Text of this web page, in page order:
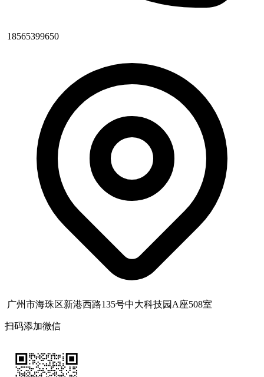
18565399650
广州市海珠区新港西路135号中大科技园A座508室
扫码添加微信